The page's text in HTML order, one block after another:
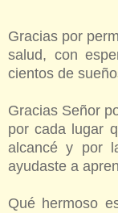
Gracias por
salud, con
cientos de
Gracias Señor
por cada lugar
alcancé y por
ayudaste a
Qué hermoso